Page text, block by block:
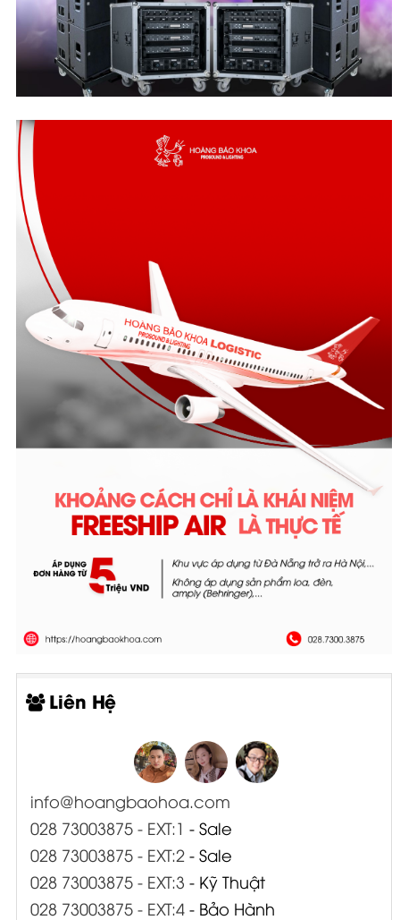
Liên Hệ
info@hoangbaohoa.com
028 73003875 - EXT:1 - Sale
028 73003875 - EXT:2- Sale
028 73003875 - EXT:3 - Kỹ Thuật
028 73003875 - EXT:4- Bảo Hành